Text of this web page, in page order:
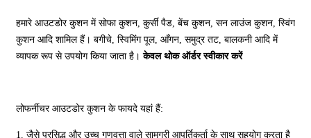
हमारे आउटडोर कुशन में सोफा कुशन, कुर्सी पैड, बेंच कुशन, सन लाउंज कुशन, स्विंग
कुशन आदि शामिल हैं। बगीचे, स्विमिंग पूल, आँगन, समुद्र तट, बालकनी आदि में
व्यापक रूप से उपयोग किया जाता है।केवल थोक ऑर्डर स्वीकार करें
लोफर्नीचर आउटडोर कुशन के फायदे यहां हैं:
1. जैसे प्रसिद्ध और उच्च गुणवत्ता वाले सामग्री आपूर्तिकर्ता के साथ सहयोग करता है